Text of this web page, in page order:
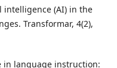
intelligence (AI) in the
Transformar, 4(2),
in language instruction: